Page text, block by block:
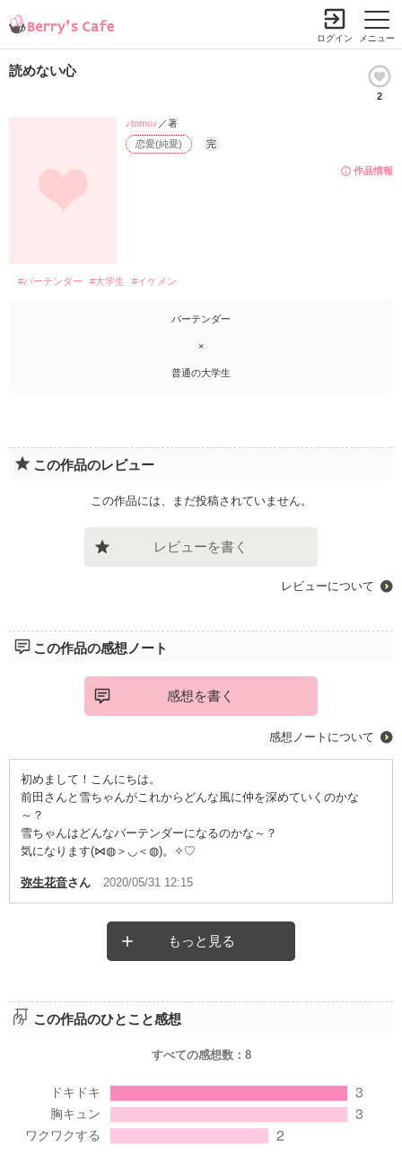
メニュー
ログイン
読めない心
2
作品情報
恋愛(純愛) 完
♪tomo♪ ／著
#バーテンダー #大学生 #イケメン
バーテンダー
×
普通の大学生
この作品のレビュー
この作品には、まだ投稿されていません。
レビューを書く
レビューについて
この作品の感想ノート
感想を書く
感想ノートについて
初めまして！こんにちは。
前田さんと雪ちゃんがこれからどんな風に仲を深めていくのかな
～？
雪ちゃんはどんなバーテンダーになるのかな～？
気になります(⋈◍＞◡＜◍)。✧♡
弥生花音さん 2020/05/31 12:15
もっと見る
この作品のひとこと感想
すべての感想数： 8